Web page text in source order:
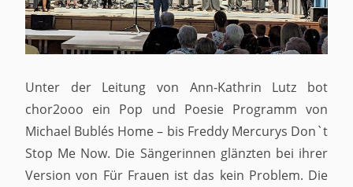
Unter der Leitung von Ann-Kathrin Lutz bot
chor2ooo ein Pop und Poesie Programm von
Michael Bublés Home – bis Freddy Mercurys Don`t
Stop Me Now. Die Sängerinnen glänzten bei ihrer
Version von Für Frauen ist das kein Problem. Die